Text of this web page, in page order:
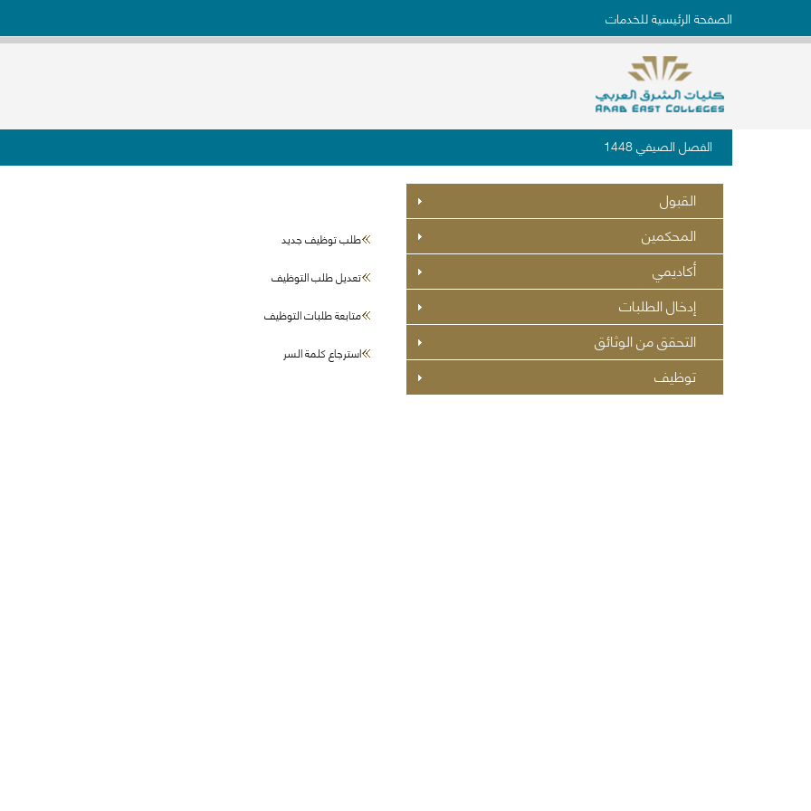
الصفحة الرئيسية للخدمات
الفصل الصيفي 1448
القبول
المحكمين
أكاديمي
إدخال الطلبات
التحقق من الوثائق
توظيف
طلب توظيف جديد
تعديل طلب التوظيف
متابعة طلبات التوظيف
استرجاع كلمة السر